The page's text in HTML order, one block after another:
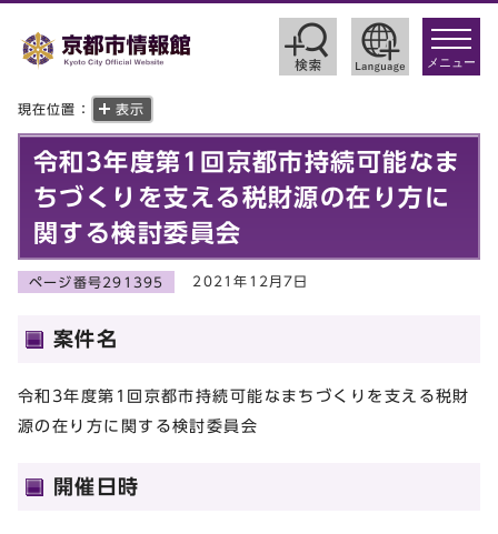
toggle
メニュー
現在位置： 表示
令和3年度第1回京都市持続可能なま
ちづくりを支える税財源の在り方に
関する検討委員会
ページ番号291395 2021年12月7日
案件名
令和3年度第1回京都市持続可能なまちづくりを支える税財
源の在り方に関する検討委員会
開催日時